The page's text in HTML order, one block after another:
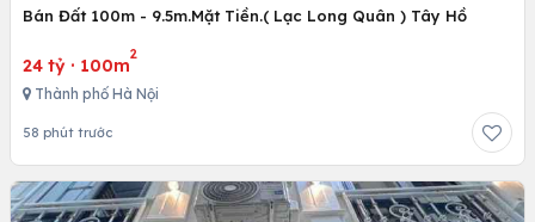
Bán Đất 100m - 9.5m.Mặt Tiền.( Lạc Long Quân ) Tây Hồ
24 tỷ · 100m
2
Thành phố Hà Nội
58 phút trước